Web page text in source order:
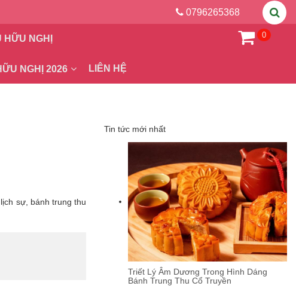
0796265368
NGHỊ
NGHỊ 2026 LIÊN HỆ
0
sự, bánh trung thu
Tin tức mới nhất
Triết Lý Âm Dương Trong Hình Dáng
Bánh Trung Thu Cổ Truyền